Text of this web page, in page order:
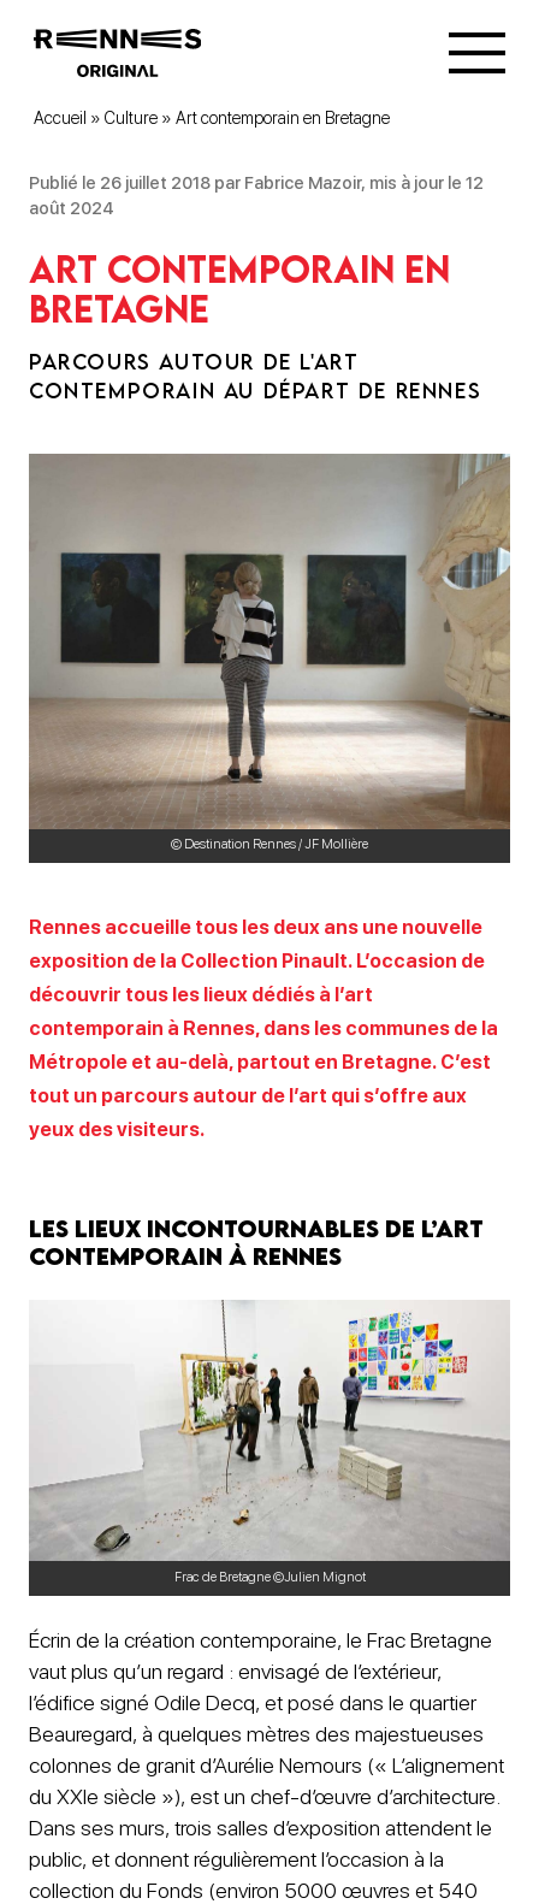
Accueil » Culture » Art contemporain en Bretagne
Publié le 26 juillet 2018 par Fabrice Mazoir, mis à jour le 12
août 2024
Art contemporain en
Bretagne
PARCOURS AUTOUR DE L'ART
CONTEMPORAIN AU DÉPART DE RENNES
© Destination Rennes / JF Mollière
Rennes accueille tous les deux ans une nouvelle
exposition de la Collection Pinault. L’occasion de
découvrir tous les lieux dédiés à l’art
contemporain à Rennes, dans les communes de la
Métropole et au-delà, partout en Bretagne. C’est
tout un parcours autour de l’art qui s’offre aux
yeux des visiteurs.
Les lieux incontournables de l’art
contemporain à Rennes
Frac de Bretagne ©Julien Mignot
Écrin de la création contemporaine, le Frac Bretagne
vaut plus qu’un regard : envisagé de l’extérieur,
l’édifice signé Odile Decq, et posé dans le quartier
Beauregard, à quelques mètres des majestueuses
colonnes de granit d’Aurélie Nemours (« L’alignement
du XXIe siècle »), est un chef-d’œuvre d’architecture.
Dans ses murs, trois salles d’exposition attendent le
public, et donnent régulièrement l’occasion à la
collection du Fonds (environ 5000 œuvres et 540